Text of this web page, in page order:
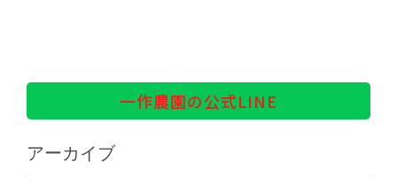
一作農園の公式LINE
アーカイブ